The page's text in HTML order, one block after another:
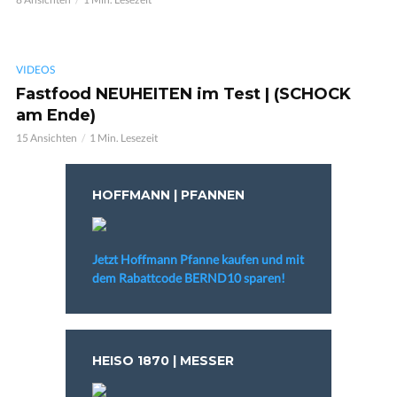
VIDEOS
Fastfood NEUHEITEN im Test | (SCHOCK
am Ende)
15 Ansichten 1 Min. Lesezeit
HOFFMANN | PFANNEN
Jetzt Hoffmann Pfanne kaufen und mit
dem Rabattcode BERND10 sparen!
HEISO 1870 | MESSER